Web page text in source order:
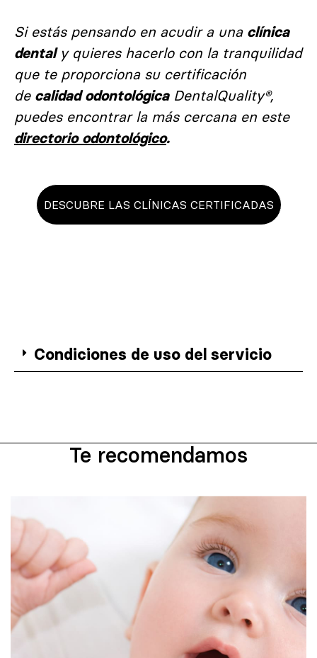
Si estás pensando en acudir a una clínica
dental y quieres hacerlo con la tranquilidad
que te proporciona su certificación
de calidad odontológicaDentalQuality®,
puedes encontrar la más cercana en este
directorio odontológico.
DESCUBRE LAS CLÍNICAS CERTIFICADAS
Condiciones de uso del servicio
Te recomendamos